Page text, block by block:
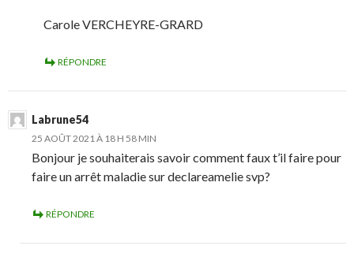
Carole VERCHEYRE-GRARD
RÉPONDRE
Labrune54
25 AOÛT 2021 À 18 H 58 MIN
Bonjour je souhaiterais savoir comment faux t’il faire pour
faire un arrêt maladie sur declareamelie svp?
RÉPONDRE